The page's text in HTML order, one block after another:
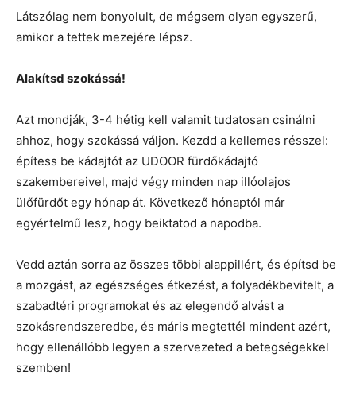
Látszólag nem bonyolult, de mégsem olyan egyszerű,
amikor a tettek mezejére lépsz.
Alakítsd szokássá!
Azt mondják, 3-4 hétig kell valamit tudatosan csinálni
ahhoz, hogy szokássá váljon. Kezdd a kellemes résszel:
építess be kádajtót az UDOOR fürdőkádajtó
szakembereivel, majd végy minden nap illóolajos
ülőfürdőt egy hónap át. Következő hónaptól már
egyértelmű lesz, hogy beiktatod a napodba.
Vedd aztán sorra az összes többi alappillért, és építsd be
a mozgást, az egészséges étkezést, a folyadékbevitelt, a
szabadtéri programokat és az elegendő alvást a
szokásrendszeredbe, és máris megtettél mindent azért,
hogy ellenállóbb legyen a szervezeted a betegségekkel
szemben!